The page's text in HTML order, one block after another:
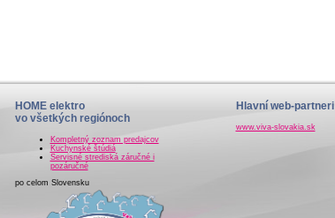
HOME elektro
vo všetkých regiónoch
Kompletný zoznam predajcov
Kuchynské štúdiá
Servisné strediská záručné i
pozáručné
po celom Slovensku
Hlavní web-partneri
www.viva-slovakia.sk